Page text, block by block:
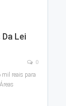
Lei
0
mil reais para